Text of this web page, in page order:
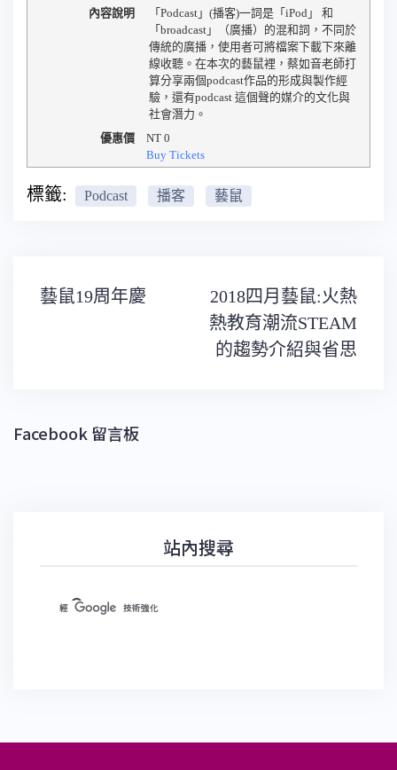
內容說明
「Podcast」(播客)一詞是「iPod」 和
「broadcast」（廣播）的混和詞，不同於
傳統的廣播，使用者可將檔案下載下來離
線收聽。在本次的藝鼠裡，蔡如音老師打
算分享兩個podcast作品的形成與製作經
驗，還有podcast 這個聲的媒介的文化與
社會潛力。
優惠價
NT0
Buy Tickets
標籤: Podcast 播客 藝鼠
文
章
藝鼠19周年慶
2018四月藝鼠:火熱
熱教育潮流STEAM
的趨勢介紹與省思
Facebook 留言板
站內搜尋